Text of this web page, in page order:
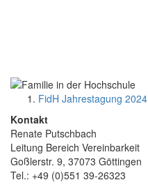
FidH Jahrestagung 2024
Kontakt
Renate Putschbach
Leitung Bereich Vereinbarkeit
Goßlerstr. 9, 37073 Göttingen
Tel.: +49 (0)551 39-26323